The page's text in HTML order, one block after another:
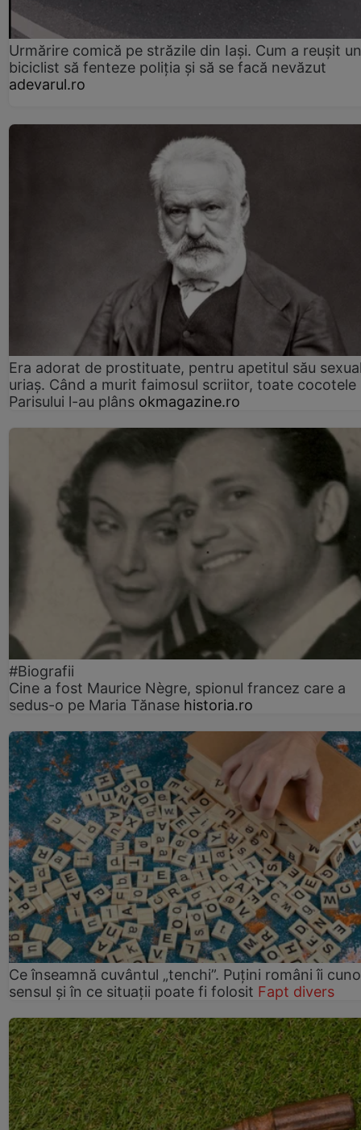
Urmărire comică pe străzile din Iași. Cum a reușit un
biciclist să fenteze poliția și să se facă nevăzut
adevarul.ro
Era adorat de prostituate, pentru apetitul său
uriaș. Când a murit faimosul scriitor, toate cocotele
Parisului l-au plâns okmagazine.ro
#Biografii
Cine a fost Maurice Nègre, spionul francez care a
sedus-o pe Maria Tănase historia.ro
Ce înseamnă cuvântul „tenchi”. Puțini români îi
sensul și în ce situații poate fi folosit Fapt divers